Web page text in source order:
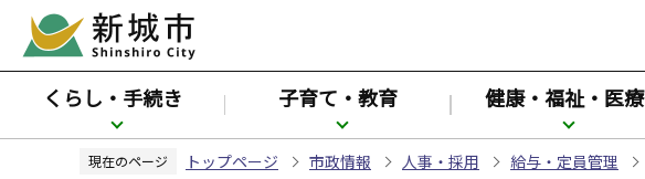
ペ
ジ
くらし・手続き 子育て・教育 健康・福祉・医療
現在のページ トップページ 市政情報 人事・採用 給与・定員管理